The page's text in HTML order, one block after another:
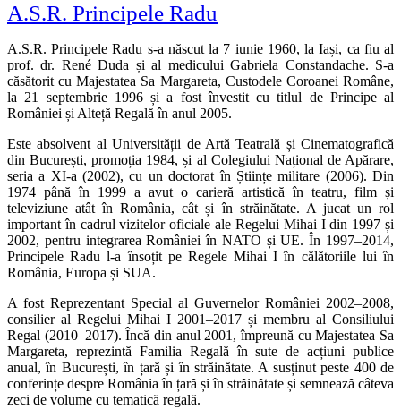
A.S.R. Principele Radu
A.S.R. Principele Radu s-a născut la 7 iunie 1960, la Iași, ca fiu al
prof. dr. René Duda și al medicului Gabriela Constandache. S-a
căsătorit cu Majestatea Sa Margareta, Custodele Coroanei Române,
la 21 septembrie 1996 și a fost învestit cu titlul de Principe al
României și Alteță Regală în anul 2005.
Este absolvent al Universității de Artă Teatrală și Cinematografică
din București, promoția 1984, și al Colegiului Național de Apărare,
seria a XI-a (2002), cu un doctorat în Științe militare (2006). Din
1974 până în 1999 a avut o carieră artistică în teatru, film și
televiziune atât în România, cât și în străinătate. A jucat un rol
important în cadrul vizitelor oficiale ale Regelui Mihai I din 1997 și
2002, pentru integrarea României în NATO și UE. În 1997–2014,
Principele Radu l-a însoțit pe Regele Mihai I în călătoriile lui în
România, Europa și SUA.
A fost Reprezentant Special al Guvernelor României 2002–2008,
consilier al Regelui Mihai I 2001–2017 și membru al Consiliului
Regal (2010–2017). Încă din anul 2001, împreună cu Majestatea Sa
Margareta, reprezintă Familia Regală în sute de acțiuni publice
anual, în București, în țară și în străinătate. A susținut peste 400 de
conferințe despre România în țară și în străinătate și semnează câteva
zeci de volume cu tematică regală.